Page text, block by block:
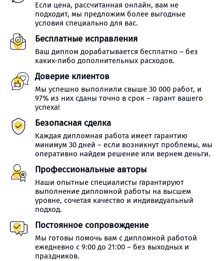
Если цена, рассчитанная онлайн, вам не
подходит, мы предложим более выгодные
условия специально для вас.
Бесплатные исправления
Ваш диплом дорабатывается бесплатно – без
каких-либо дополнительных расходов.
Доверие клиентов
Мы успешно выполнили свыше 30 000 работ, и
97% из них сданы точно в срок – гарант вашего
успеха!
Безопасная сделка
Каждая дипломная работа имеет гарантию
минимум 30 дней – если возникнут проблемы, мы
оперативно найдем решение или вернем деньги.
Профессиональные авторы
Наши опытные специалисты гарантируют
выполнение дипломной работы на высшем
уровне, сочетая качество и индивидуальный
подход.
Постоянное сопровождение
Мы готовы помочь вам с дипломной работой
ежедневно с 9:00 до 21:00 – без выходных и
праздников.